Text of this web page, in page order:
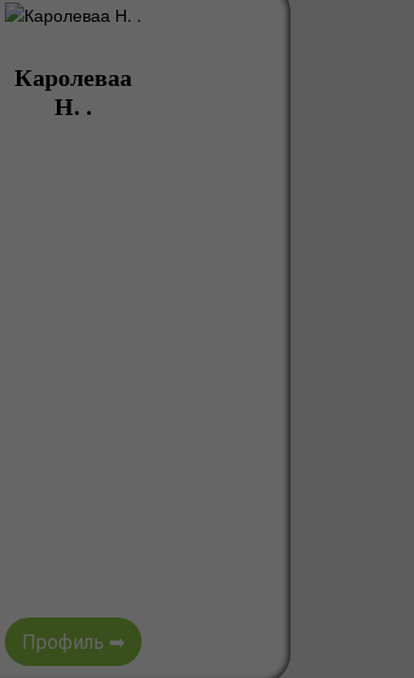
Каролеваа
Н. .
Профиль ➡